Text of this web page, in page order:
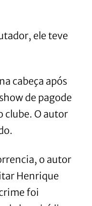
ele teve
cabeça após
de pagode
clube. O autor
o autor
Henrique
foi